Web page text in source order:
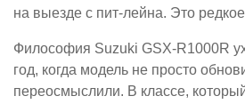
на выезде с пит-лейна. Это редкое
Философия Suzuki GSX-R1000R
год, когда модель не просто
переосмыслили. В классе,